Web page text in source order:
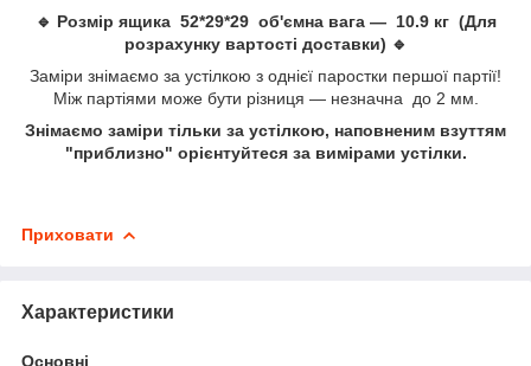
🔹 Розмір ящика 52*29*29 об'ємна вага — 10.9 кг (Для
розрахунку вартості доставки) 🔹
Заміри знімаємо за устілкою з однієї паростки першої партії!
Між партіями може бути різниця — незначна до 2 мм.
Знімаємо заміри тільки за устілкою, наповненим взуттям
"приблизно" орієнтуйтеся за вимірами устілки.
Приховати
Характеристики
Основні